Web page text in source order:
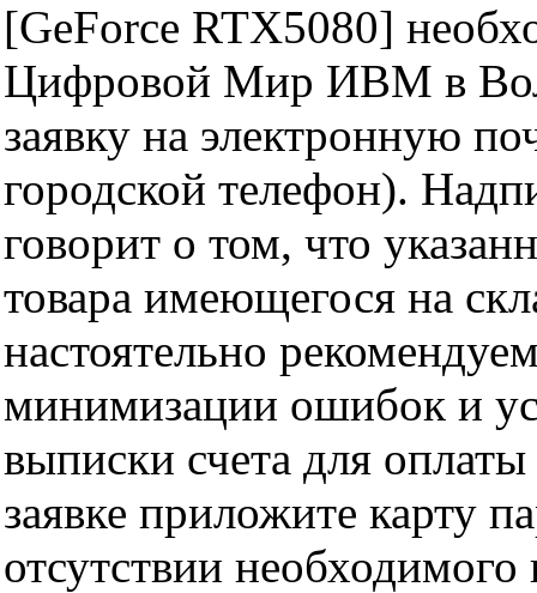
[GeForce RTX5080]
Цифровой Мир ИВМ в
заявку на электронную
городской телефон).
говорит о том, что
товара имеющегося на
настоятельно
минимизации ошибок и
выписки счета для
заявке приложите карту
отсутствии